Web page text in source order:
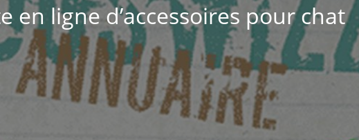
en ligne d’accessoires pour chat